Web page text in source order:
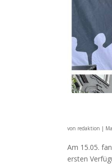
von redaktion |
Am 15.05.
ersten